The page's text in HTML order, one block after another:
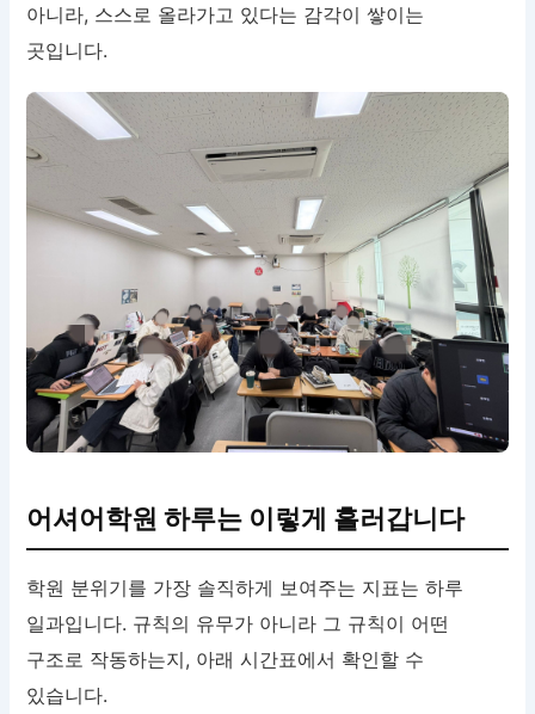
아니라, 스스로 올라가고 있다는 감각이 쌓이는
곳입니다.
어셔어학원 하루는 이렇게 흘러갑니다
학원 분위기를 가장 솔직하게 보여주는 지표는 하루
일과입니다. 규칙의 유무가 아니라 그 규칙이 어떤
구조로 작동하는지, 아래 시간표에서 확인할 수
있습니다.